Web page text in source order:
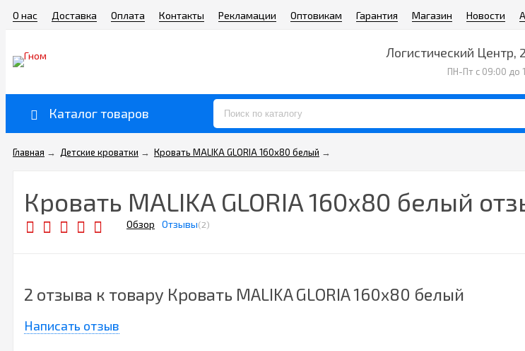
О нас Доставка Оплата Контакты Рекламации Оптовикам Гарантия Магазин Новости
Логистический Центр,
ПН-Пт с 09:00 до
Каталог товаров
Главная → Детские кроватки → Кровать MALIKA GLORIA 160х80 белый →
Кровать MALIKA GLORIA 160х80 белый
Обзор Отзывы(2)
2 отзыва к товару Кровать MALIKA GLORIA 160х80 белый
Написать отзыв